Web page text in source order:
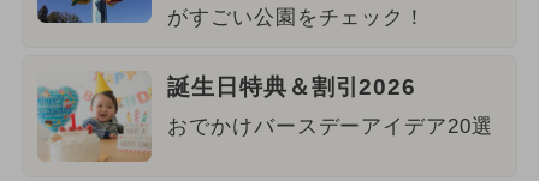
がすごい公園をチェック！
誕生日特典＆割引2026
おでかけバースデーアイデア20選